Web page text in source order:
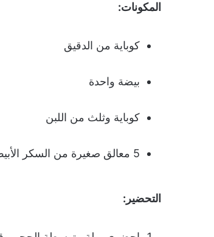
المكونات:
كوباية من الدقيق
بيضة واحدة
كوباية وثلث من اللبن
5 معالق صغيرة من السكر الأبيض
التحضير: